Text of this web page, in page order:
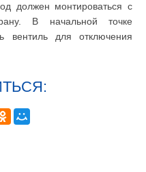
должен монтироваться с
В начальной точке
вентиль для отключения